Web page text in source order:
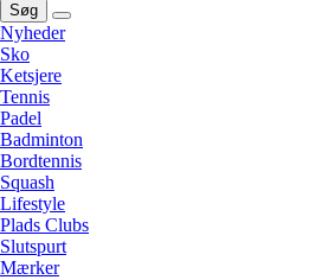
Søg
Nyheder
Sko
Ketsjere
Tennis
Padel
Badminton
Bordtennis
Squash
Lifestyle
Plads Clubs
Slutspurt
Mærker